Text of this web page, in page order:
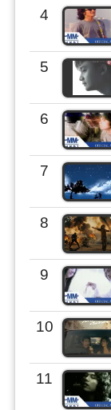
4
5
6
7
8
9
10
11